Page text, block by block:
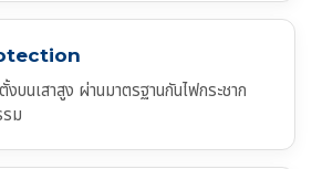
บนเสาสูง ผ่านมาตรฐานกันไฟกระชาก
รม